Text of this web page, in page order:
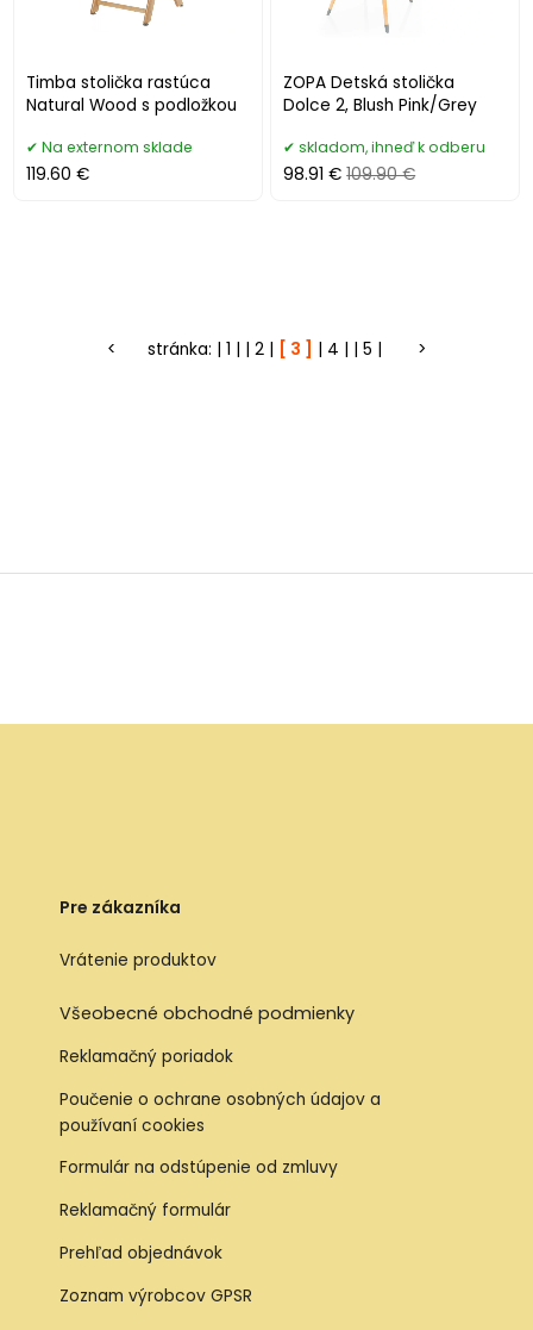
Timba stolička rastúca
Natural Wood s podložkou
Na externom sklade
119.60 €
ZOPA Detská stolička
Dolce 2, Blush Pink/Grey
skladom, ihneď k odberu
98.91 € 109.90 €
< stránka: 1 2 3 4 5 >
Pre zákazníka
Vrátenie produktov
Všeobecné obchodné podmienky
Reklamačný poriadok
Poučenie o ochrane osobných údajov a
používaní cookies
Formulár na odstúpenie od zmluvy
Reklamačný formulár
Prehľad objednávok
Zoznam výrobcov GPSR